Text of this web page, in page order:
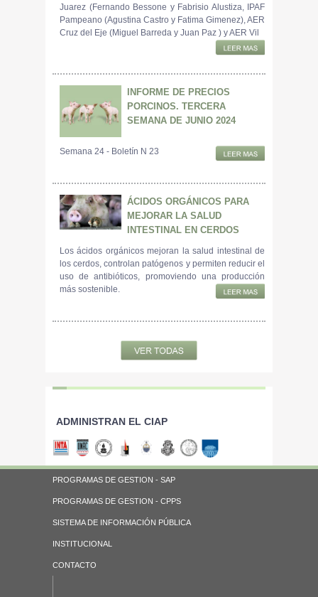
Juarez (Fernando Bessone y Fabrisio Alustiza, IPAF
Pampeano (Agustina Castro y Fatima Gimenez), AER
Cruz del Eje (Miguel Barreda y Juan Paz ) y AER Vil
INFORME DE PRECIOS
PORCINOS. TERCERA
SEMANA DE JUNIO 2024
Semana 24 - Boletín N 23
ÁCIDOS ORGÁNICOS PARA
MEJORAR LA SALUD
INTESTINAL EN CERDOS
Los ácidos orgánicos mejoran la salud intestinal de
los cerdos, controlan patógenos y permiten reducir el
uso de antibióticos, promoviendo una producción
más sostenible.
ADMINISTRAN EL CIAP
PROGRAMAS DE GESTION - SAP
PROGRAMAS DE GESTION - CPPS
SISTEMA DE INFORMACIÓN PÚBLICA
INSTITUCIONAL
CONTACTO